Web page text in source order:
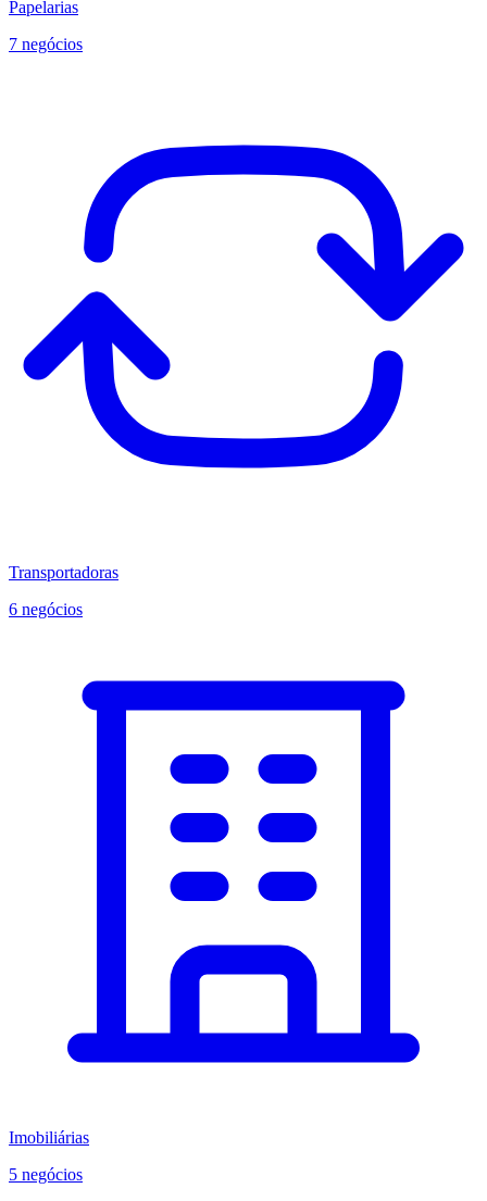
Papelarias
7 negócios
Transportadoras
6 negócios
Imobiliárias
5 negócios